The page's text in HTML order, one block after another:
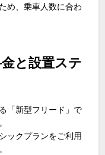
め、乗車人数に合わ
金と設置ステ
「新型フリード」で
ックプランをご利用